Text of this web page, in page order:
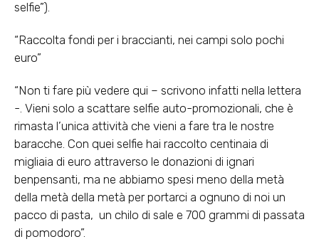
selfie”).
“Raccolta fondi per i braccianti, nei campi solo pochi
euro”
“Non ti fare più vedere qui – scrivono infatti nella lettera
-. Vieni solo a scattare selfie auto-promozionali, che è
rimasta l’unica attività che vieni a fare tra le nostre
baracche. Con quei selfie hai raccolto centinaia di
migliaia di euro attraverso le donazioni di ignari
benpensanti, ma ne abbiamo spesi meno della metà
della metà della metà per portarci a ognuno di noi un
pacco di pasta, un chilo di sale e 700 grammi di passata
di pomodoro”.